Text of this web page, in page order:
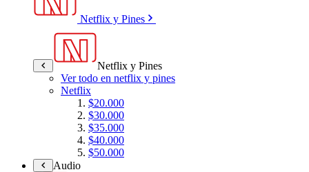
Netflix y Pines
Netflix y Pines
Ver todo en netflix y pines
Netflix
$20.000
$30.000
$35.000
$40.000
$50.000
Audio